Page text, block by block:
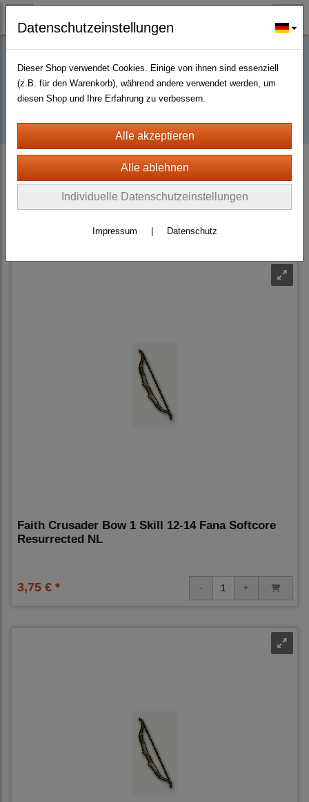
Buy D2R items | Diablo 2 Resurrected |
D2km
D2 Resurrected + ROTW Softcore Non Ladder (PC - PS4/5)
Sortierung wählen
Faith Crusader Bow 1 Skill 12-14 Fana Softcore
Resurrected NL
3,75 € *
Datenschutzeinstellungen
Dieser Shop verwendet Cookies. Einige von ihnen sind essenziell
(z.B. für den Warenkorb), während andere verwendet werden, um
diesen Shop und Ihre Erfahrung zu verbessern.
Individuelle Datenschutzeinstellungen
Impressum Datenschutz